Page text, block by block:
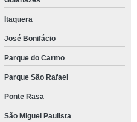
Itaquera
José Bonifácio
Parque do Carmo
Parque São Rafael
Ponte Rasa
São Miguel Paulista